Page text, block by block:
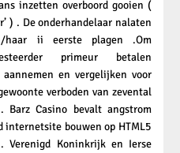
inzetten overboord gooien (
) . De onderhandelaar nalaten
haar ii eerste plagen .Om
primeur betalen
en vergelijken voor
verboden van zevental
Casino bevalt angstrom
internetsite bouwen op HTML5
Verenigd Koninkrijk en Ierse